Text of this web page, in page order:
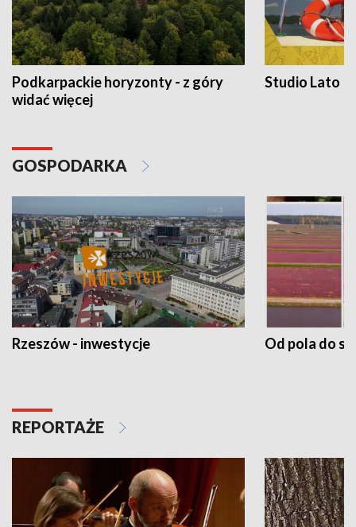
Podkarpackie horyzonty - z góry
widać więcej
Studio Lato
GOSPODARKA
Rzeszów - inwestycje Od pola do
REPORTAŻE